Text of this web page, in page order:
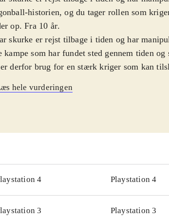
historien, og du tager rollen som
op. Fra 10 år.
skurke er rejst tilbage i tiden og har
kampe som har fundet sted gennem tiden
derfor brug for en stærk kriger som kan
tilbage i tiden. Her kæmper man side om
sin spilfigur med forskelligt udstyr, og
fx parallel quests, hvor man bl.a. kan
de store helte. Sprog: engelsk .
hele vurderingen
4 Playstation 4
3 Playstation 3